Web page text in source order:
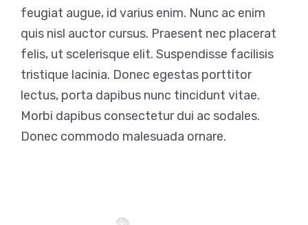
feugiat augue, id varius enim. Nunc ac enim
quis nisl auctor cursus. Praesent nec placerat
felis, ut scelerisque elit. Suspendisse facilisis
tristique lacinia. Donec egestas porttitor
lectus, porta dapibus nunc tincidunt vitae.
Morbi dapibus consectetur dui ac sodales.
Donec commodo malesuada ornare.